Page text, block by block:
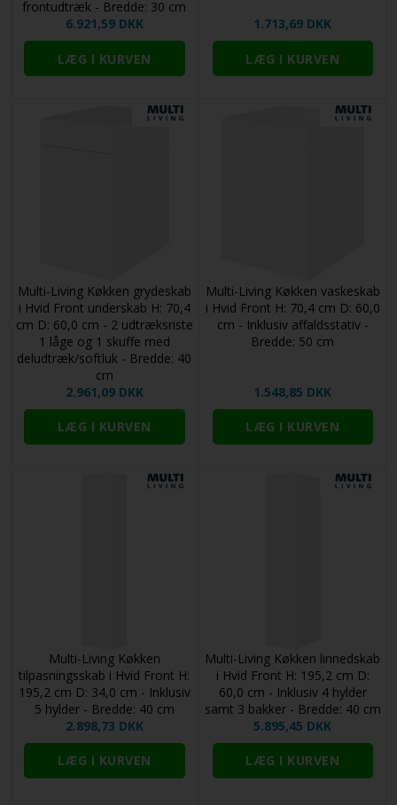
frontudtræk - Bredde: 30 cm
6.921,59 DKK
1.713,69 DKK
Multi-Living Køkken grydeskab
i Hvid Front underskab H: 70,4
cm D: 60,0 cm - 2 udtræksriste
1 låge og 1 skuffe med
deludtræk/softluk - Bredde: 40
cm
2.961,09 DKK
Multi-Living Køkken vaskeskab
i Hvid Front H: 70,4 cm D: 60,0
cm - Inklusiv affaldsstativ -
Bredde: 50 cm
1.548,85 DKK
Multi-Living Køkken
tilpasningsskab i Hvid Front H:
195,2 cm D: 34,0 cm - Inklusiv
5 hylder - Bredde: 40 cm
2.898,73 DKK
Multi-Living Køkken linnedskab
i Hvid Front H: 195,2 cm D:
60,0 cm - Inklusiv 4 hylder
samt 3 bakker - Bredde: 40 cm
5.895,45 DKK